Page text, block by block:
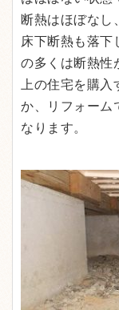
断熱はほぼなし
床下断熱も落下
の多くは断熱性
上の住宅を購入
か、リフォーム
なります。